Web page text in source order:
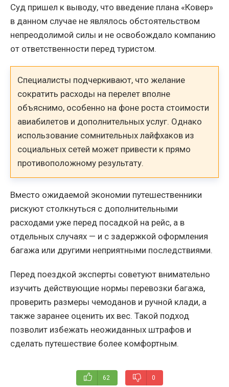
Суд пришел к выводу, что введение плана «Ковер»
в данном случае не являлось обстоятельством
непреодолимой силы и не освобождало компанию
от ответственности перед туристом.
Специалисты подчеркивают, что желание
сократить расходы на перелет вполне
объяснимо, особенно на фоне роста стоимости
авиабилетов и дополнительных услуг. Однако
использование сомнительных лайфхаков из
социальных сетей может привести к прямо
противоположному результату.
Вместо ожидаемой экономии путешественники
рискуют столкнуться с дополнительными
расходами уже перед посадкой на рейс, а в
отдельных случаях — и с задержкой оформления
багажа или другими неприятными последствиями.
Перед поездкой эксперты советуют внимательно
изучить действующие нормы перевозки багажа,
проверить размеры чемоданов и ручной клади, а
также заранее оценить их вес. Такой подход
позволит избежать неожиданных штрафов и
сделать путешествие более комфортным.
62 0